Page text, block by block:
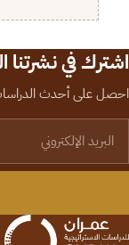
اشترك في نشرتنا
احصل على أحدث الدراسات